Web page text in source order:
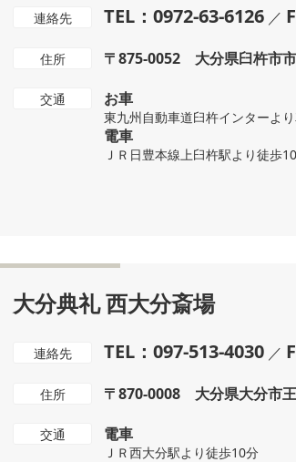
連絡先 TEL：0972-63-6126 ／
住所 〒875-0052 大分県臼杵市
交通 お車
東九州自動車道臼杵インターよ
電車
ＪＲ日豊本線上臼杵駅より徒歩
大分典礼 西大分斎場
連絡先 TEL：097-513-4030 ／
住所 〒870-0008 大分県大分市
交通 電車
ＪＲ西大分駅より徒歩10分